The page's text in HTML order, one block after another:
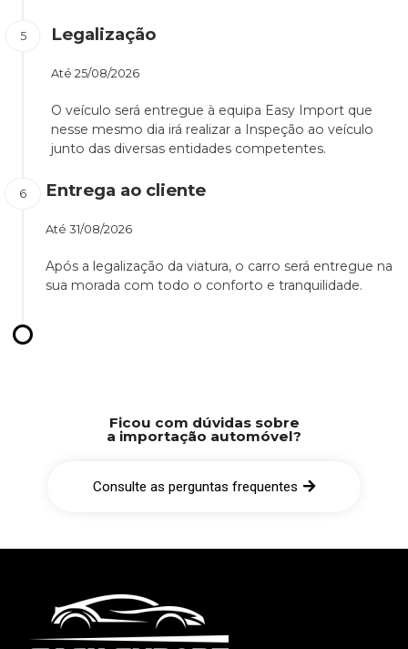
Legalização
Até 25/08/2026
O veículo será entregue à equipa Easy Import que
nesse mesmo dia irá realizar a Inspeção ao veículo
junto das diversas entidades competentes.
Entrega ao cliente
Até 31/08/2026
Após a legalização da viatura, o carro será entregue na
sua morada com todo o conforto e tranquilidade.
Ficou com dúvidas sobre
a importação automóvel?
Consulte as perguntas frequentes